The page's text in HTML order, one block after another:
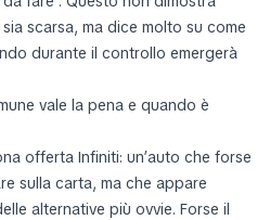
scarsa, ma dice molto su come
durante il controllo emergerà
vale la pena e quando è
offerta Infiniti: un’auto che forse
sulla carta, ma che appare
alternative più ovvie. Forse il